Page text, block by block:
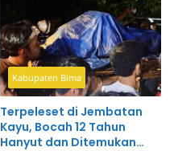
Kabupaten Bima
Terpeleset di Jembatan
Kayu, Bocah 12 Tahun
Hanyut dan Ditemukan